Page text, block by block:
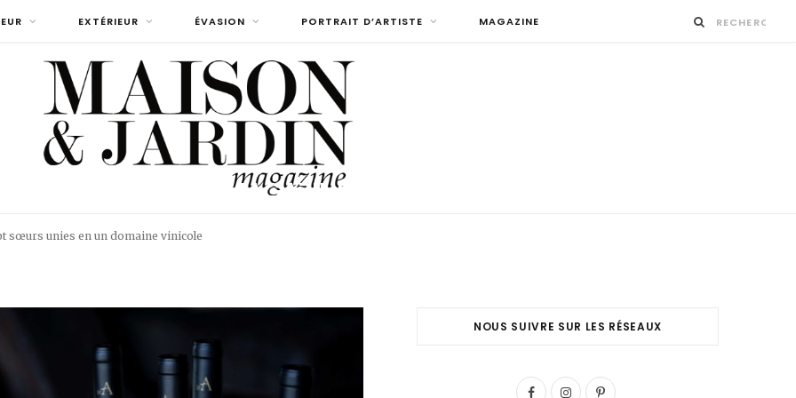
EXTÉRIEUR ÉVASION PORTRAIT D’ARTISTE MAGAZINE
sœurs unies en un domaine vinicole
ET-JADIN-MAGAZINE
NOUS SUIVRE SUR LES RÉSEAUX
F
I
P